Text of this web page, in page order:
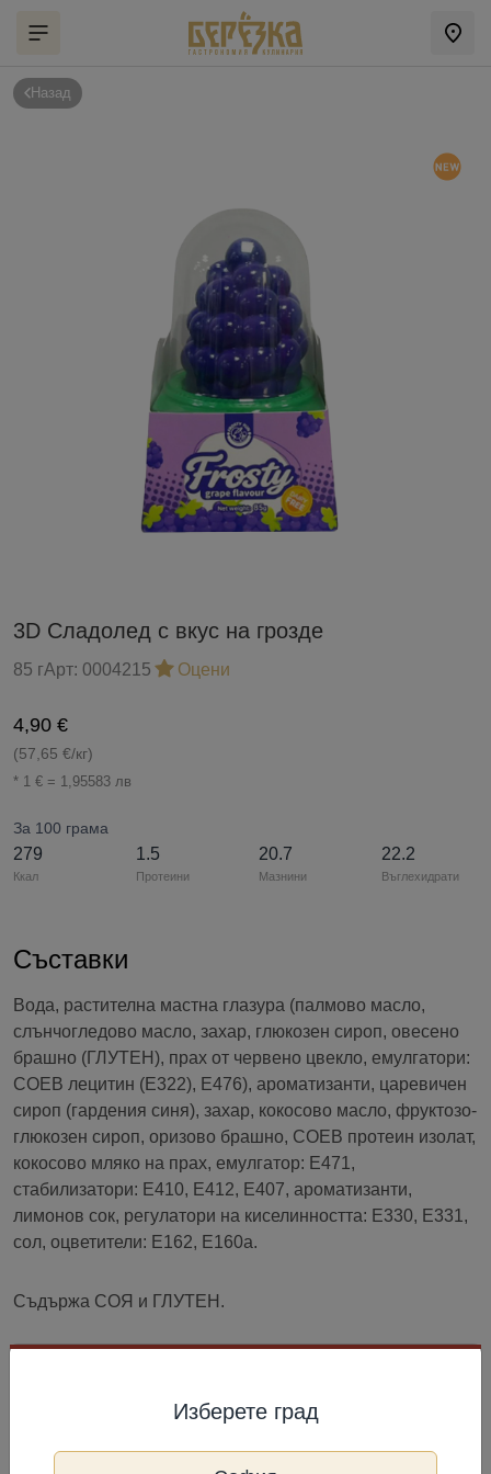
Назад
3D Сладолед с вкус на грозде
85 гАрт: 0004215 Оцени
4,90 €
(57,65 €/кг)
* 1 € = 1,95583 лв
За 100 грама
279
Ккал
1.5
Протеини
20.7
Мазнини
22.2
Въглехидрати
Съставки
Вода, растителна мастна глазура (палмово масло,
слънчогледово масло, захар, глюкозен сироп, овесено
брашно (ГЛУТЕН), прах от червено цвекло, емулгатори:
СОЕВ лецитин (E322), E476), ароматизанти, царевичен
сироп (гардения синя), захар, кокосово масло, фруктозо-
глюкозен сироп, оризово брашно, СОЕВ протеин изолат,
кокосово мляко на прах, емулгатор: E471,
стабилизатори: E410, E412, E407, ароматизанти,
лимонов сок, регулатори на киселинността: E330, E331,
сол, оцветители: E162, E160a.
Съдържа СОЯ и ГЛУТЕН.
Най-добър до: виж на опаковката. Съхранявайте при
Изберете град